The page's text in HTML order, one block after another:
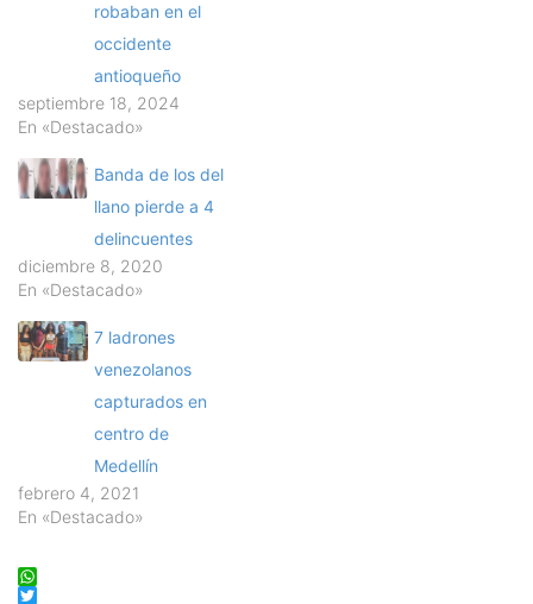
robaban en el
occidente
antioqueño
septiembre 18, 2024
En «Destacado»
Banda de los del
llano pierde a 4
delincuentes
diciembre 8, 2020
En «Destacado»
7 ladrones
venezolanos
capturados en
centro de
Medellín
febrero 4, 2021
En «Destacado»